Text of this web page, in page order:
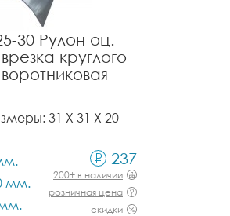
30 Рулон оц.
круглого
31 X 31 X 20
мм.
237
200+ в наличии
розничная цена
скидки